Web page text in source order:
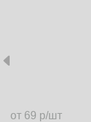
от 69 р/шт